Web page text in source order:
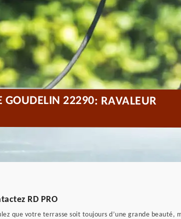
GOUDELIN 22290: RAVALEUR
RD PRO
que votre terrasse soit toujours d’une grande beauté,